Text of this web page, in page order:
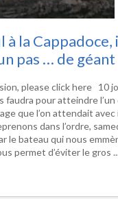
à la Cappadoce,
pas … de géant
please click here 10
faudra pour atteindre l’un
que l’on attendait
dans l’ordre,
le bateau qui nous
permet d’éviter le gros ...